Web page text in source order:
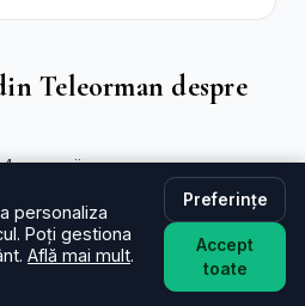
și Crini
Teleorman despre
4 recenzii
18.06.2026
profesionalism si calitate
personaliza
Poți gestiona
Află mai mult.
Preferințe
Accept
toate